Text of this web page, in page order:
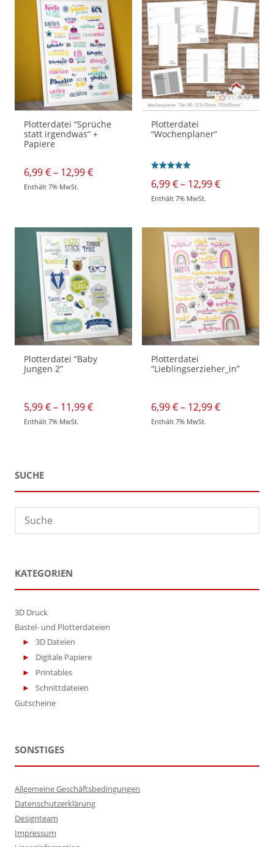
Plotterdatei “Sprüche
statt irgendwas” +
Papiere
6,99€– 12,99€Preisspanne:
Enthält 7% MwSt.
Varianten
Optionen
können
Produktseite
gewählt
werden
Plotterdatei
“Wochenplaner”
5.00
von 5
6,99€– 12,99€
Enthält 7% MwSt.
Dieses
mehrere
Varianten
Optionen
können
Produktseite
gewählt
werden
Plotterdatei “Baby
Jungen 2”
5,99€– 11,99€Preisspanne:
Enthält 7% MwSt.
Dieses
auf.
Die
auf
Produktseite
gewählt
Plotterdatei
“Lieblingserzieher_in”
6,99€– 12,99€
Enthält 7% MwSt.
Dieses
auf
gewählt
SUCHE
KATEGORIEN
3D Druck
Bastel- und Plotterdateien
3D Dateien
Digitale Papiere
Printables
Schnittdateien
Gutscheine
SONSTIGES
Allgemeine Geschäftsbedingungen
Datenschutzerklärung
Designteam
Impressum